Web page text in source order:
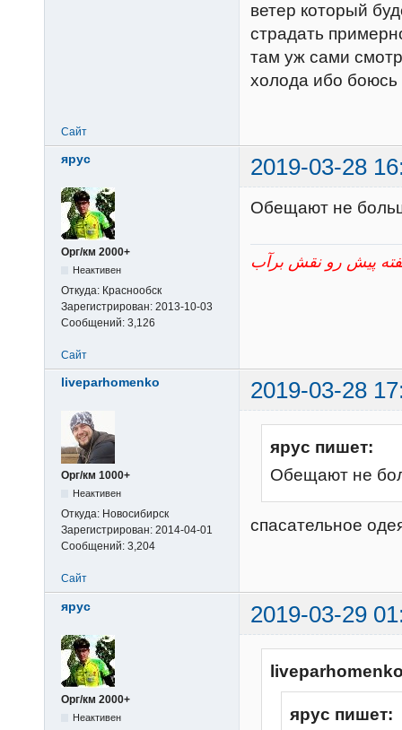
ветер который
страдать
там уж сами
холода ибо боюсь
Сайт
ярус 2019-03-28
Орг/км 2000+
Неактивен
Откуда: Краснообск
Зарегистрирован: 2013-10-03
Сообщений: 3,126
Обещают не
Сайт
liveparhomenko 2019-03-28
Орг/км 1000+
Неактивен
Откуда: Новосибирск
Зарегистрирован: 2014-04-01
Сообщений: 3,204
ярус пишет:
Обещают не
спасательное
Сайт
ярус 2019-03-29
Орг/км 2000+
Неактивен
ярус пишет: